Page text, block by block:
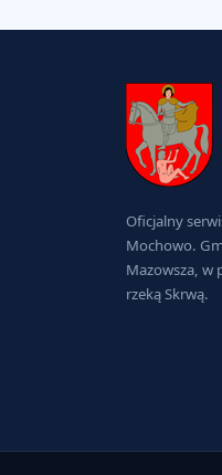
Oficjalny
Mochowo.
Mazowsza, w
rzeką Skrwą.